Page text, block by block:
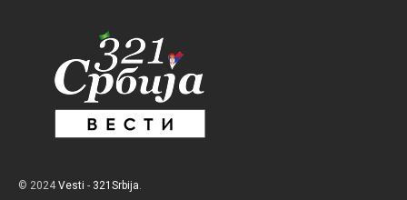
© 2024 Vesti - 321Srbija.